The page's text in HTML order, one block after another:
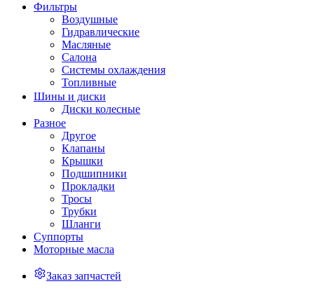
Фильтры
Воздушные
Гидравлические
Масляные
Салона
Системы охлаждения
Топливные
Шины и диски
Диски колесные
Разное
Другое
Клапаны
Крышки
Подшипники
Прокладки
Тросы
Трубки
Шланги
Суппорты
Моторные масла
Заказ запчастей